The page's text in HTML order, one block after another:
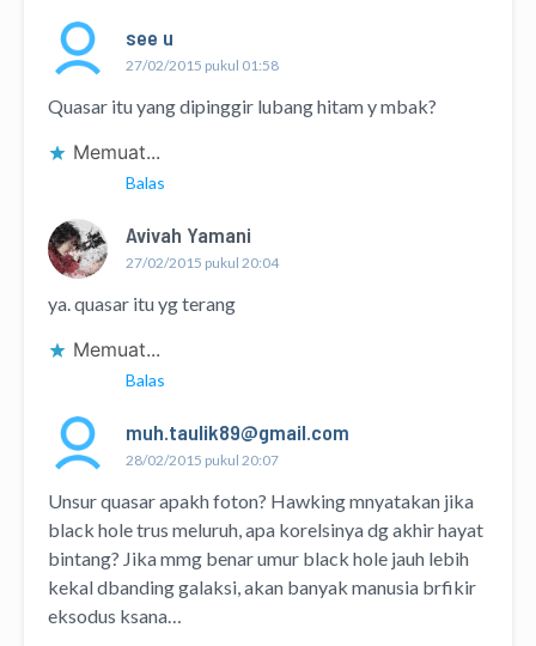
see u
27/02/2015 pukul 01:58
Quasar itu yang dipinggir lubang hitam y mbak?
Memuat...
Balas
Avivah Yamani
27/02/2015 pukul 20:04
ya. quasar itu yg terang
Memuat...
Balas
muh.taulik89@gmail.com
28/02/2015 pukul 20:07
Unsur quasar apakh foton? Hawking mnyatakan jika
black hole trus meluruh, apa korelsinya dg akhir hayat
bintang? Jika mmg benar umur black hole jauh lebih
kekal dbanding galaksi, akan banyak manusia brfikir
eksodus ksana…